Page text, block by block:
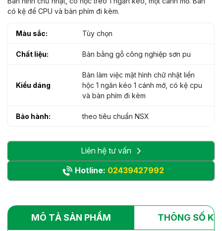
có kệ để CPU và bàn phím đi kèm.
Màu sắc: Tùy chọn
Chất liệu: Bàn bằng gỗ công nghiệp sơn pu
Kiểu dáng
Bàn làm việc mặt hình chữ nhật liền
hộc 1 ngăn kéo 1 cánh mở, có kệ cpu
và bàn phím đi kèm
Bảo hành: theo tiêu chuẩn NSX
Liên hệ tư vấn
Hotline: 02439427992
MÔ TẢ SẢN PHẨM THÔNG SỐ